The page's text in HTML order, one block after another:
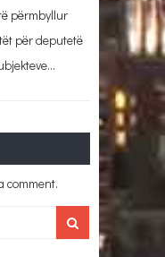
përmbyllur
për deputetë
comment.